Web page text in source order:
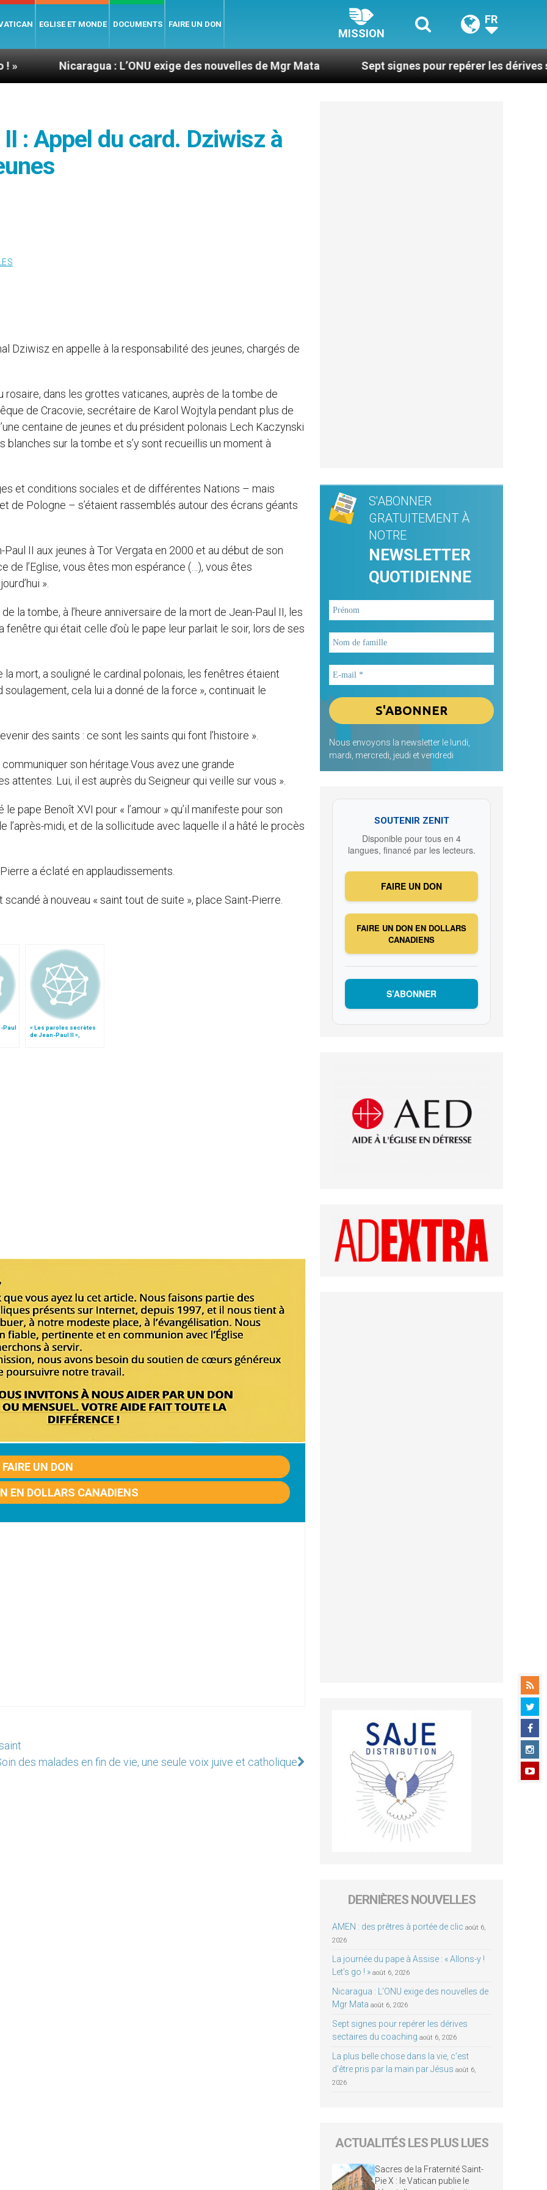
EGLISE ET MONDE DOCUMENTS FAIRE UN DON
MISSION
FR
: L’ONU exige des nouvelles de Mgr Mata Sept signes pour repérer les dérives sectaires du
: Appel du card. Dziwisz à
Dziwisz en appelle à la responsabilité des jeunes, chargés de
dans les grottes vaticanes, auprès de la tombe de
de Cracovie, secrétaire de Karol Wojtyla pendant plus de
centaine de jeunes et du président polonais Lech Kaczynski
sur la tombe et s’y sont recueillis un moment à
et conditions sociales et de différentes Nations – mais
de Pologne – s’étaient rassemblés autour des écrans géants
II aux jeunes à Tor Vergata en 2000 et au début de son
de l’Eglise, vous êtes mon espérance (…), vous êtes
».
la tombe, à l’heure anniversaire de la mort de Jean-Paul II, les
qui était celle d’où le pape leur parlait le soir, lors de ses
la mort, a souligné le cardinal polonais, les fenêtres étaient
cela lui a donné de la force », continuait le
des saints : ce sont les saints qui font l’histoire ».
son héritage.Vous avez une grande
attentes. Lui, il est auprès du Seigneur qui veille sur vous ».
pape Benoît XVI pour « l’amour » qu’il manifeste pour son
midi, et de la sollicitude avec laquelle il a hâté le procès
a éclaté en applaudissements.
à nouveau « saint tout de suite », place Saint-Pierre.
Paul
« Les paroles secrètes
de Jean-Paul II »,
FAIRE UN DON
EN DOLLARS CANADIENS
des malades en fin de vie, une seule voix juive et catholique
S'ABONNER
GRATUITEMENT À
NOTRE
NEWSLETTER
QUOTIDIENNE
Nous envoyons la newsletter le lundi,
mardi, mercredi, jeudi et vendredi
SOUTENIR ZENIT
Disponible pour tous en 4
langues, financé par les lecteurs.
FAIRE UN DON
FAIRE UN DON EN DOLLARS
CANADIENS
S’ABONNER
DERNIÈRES NOUVELLES
AMEN : des prêtres à portée de clic août 6,
2026
La journée du pape à Assise : « Allons-y !
Let’s go ! » août 6, 2026
Nicaragua : L’ONU exige des nouvelles de
Mgr Mata août 6, 2026
Sept signes pour repérer les dérives
sectaires du coaching août 6, 2026
La plus belle chose dans la vie, c’est
d’être pris par la main par Jésus août 6,
2026
ACTUALITÉS LES PLUS LUES
Sacres de la Fraternité Saint-
Pie X : le Vatican publie le